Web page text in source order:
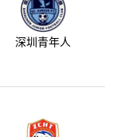
深圳青年人